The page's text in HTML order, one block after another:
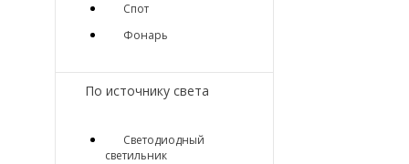
Спот
Фонарь
По источнику света
Светодиодный
светильник